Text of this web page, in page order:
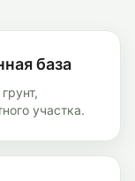
база
участка.